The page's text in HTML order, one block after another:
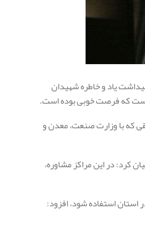
یاد و خاطره شهیدان
است که فرصت خوبی بوده است.
که با وزارت صنعت، معدن و
کرد: در این مراکز مشاوره،
استان استفاده شود، افزود: